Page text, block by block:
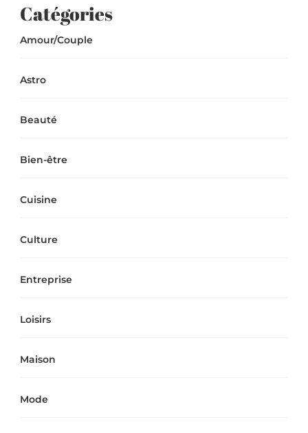
Catégories
Amour/Couple
Astro
Beauté
Bien-être
Cuisine
Culture
Entreprise
Loisirs
Maison
Mode